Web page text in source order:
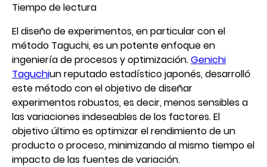
Tiempo de lectura
El diseño de experimentos, en particular con el
método Taguchi, es un potente enfoque en
ingeniería de procesos y optimización.Genichi
Taguchiun reputado estadístico japonés, desarrolló
este método con el objetivo de diseñar
experimentos robustos, es decir, menos sensibles a
las variaciones indeseables de los factores. El
objetivo último es optimizar el rendimiento de un
producto o proceso, minimizando al mismo tiempo el
impacto de las fuentes de variación.